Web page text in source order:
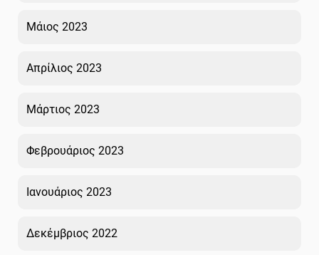
Μάιος 2023
Απρίλιος 2023
Μάρτιος 2023
Φεβρουάριος 2023
Ιανουάριος 2023
Δεκέμβριος 2022